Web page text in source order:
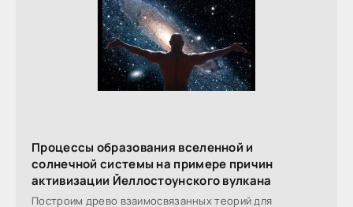
Процессы образования вселенной и
солнечной системы на примере причин
активизации Йеллостоунского вулкана
Построим древо взаимосвязанных теорий для